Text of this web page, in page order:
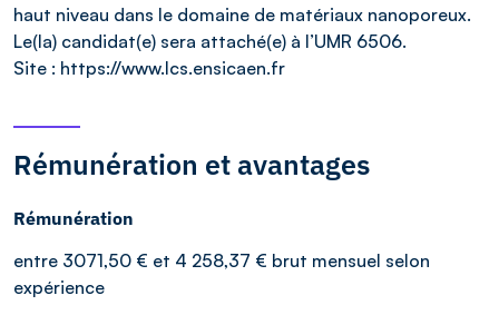
haut niveau dans le domaine de matériaux nanoporeux.
Le(la) candidat(e) sera attaché(e) à l’UMR 6506.
Site : https://www.lcs.ensicaen.fr
Rémunération et avantages
Rémunération
entre 3071,50 € et 4 258,37 € brut mensuel selon
expérience